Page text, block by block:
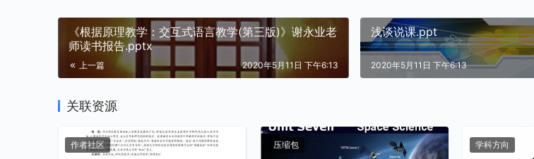
《根据原理教学：交互式语言教学(第三版)》谢永业老
师读书报告.pptx
上一篇 2020年5月11日 下午6:13
浅谈说课.ppt
2020年5月11日 下午6:13
关联资源
作者社区 压缩包 学科方向